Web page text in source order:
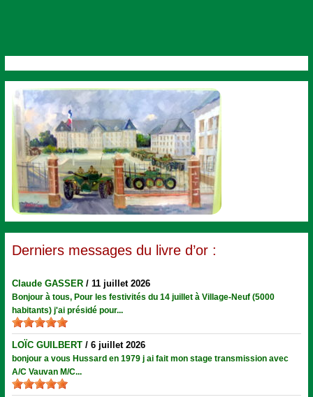
Derniers messages du livre d’or :
Claude GASSER /11 juillet 2026
Bonjour à tous, Pour les festivités du 14 juillet à Village-Neuf (5000
habitants) j'ai présidé pour...
LOÏC GUILBERT /6 juillet 2026
bonjour a vous Hussard en 1979 j ai fait mon stage transmission avec
A/C Vauvan M/C...